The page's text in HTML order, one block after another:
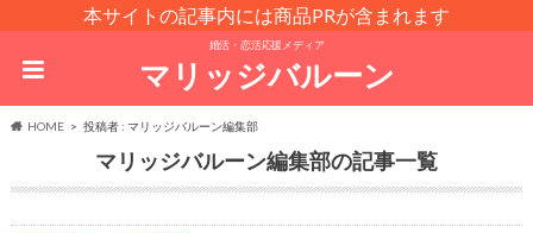
本サイトの記事内には商品PRが含まれます
婚活・恋活応援メディア
マリッジバルーン
HOME 投稿者 : マリッジバルーン編集部
マリッジバルーン編集部